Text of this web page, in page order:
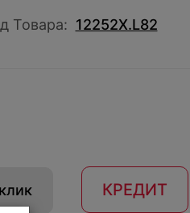
Товара: 12252X.L82
КРЕДИТ